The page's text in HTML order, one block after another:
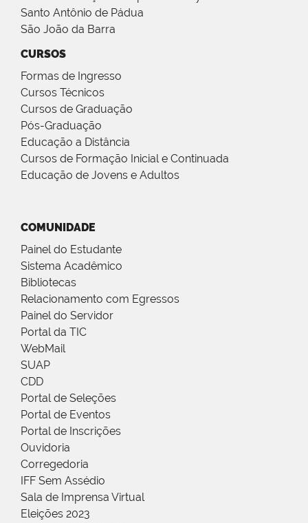
Santo Antônio de Pádua
São João da Barra
CURSOS
Formas de Ingresso
Cursos Técnicos
Cursos de Graduação
Pós-Graduação
Educação a Distância
Cursos de Formação Inicial e Continuada
Educação de Jovens e Adultos
COMUNIDADE
Painel do Estudante
Sistema Acadêmico
Bibliotecas
Relacionamento com Egressos
Painel do Servidor
Portal da TIC
WebMail
SUAP
CDD
Portal de Seleções
Portal de Eventos
Portal de Inscrições
Ouvidoria
Corregedoria
IFF Sem Assédio
Sala de Imprensa Virtual
Eleições 2023